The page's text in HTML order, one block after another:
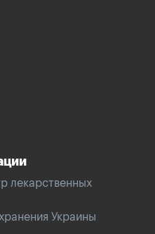
лекарственных
Украины